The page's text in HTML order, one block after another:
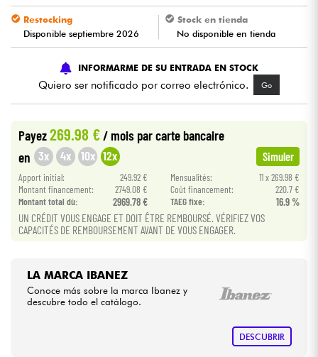
Violines y cuarteto
Cables & Acces.
HiFi
Bundle
Ver nuestras marcas
Restocking
Disponible septiembre 2026
Stock en tienda
No disponible en tienda
INFORMARME DE SU ENTRADA EN STOCK
Quiero ser notificado por correo electrónico. Go
Payez269.98 € / mois par carte bancaire
en 3x 4x 10x 12x Simuler
Apport initial: 249.92 € Mensualités:
11 x 269.98 €
Montant financement:
2749.08 € Coût financement:
220.7 €
Montant total dù:
2969.78 € TAEG fixe: 16.9 %
UN CRÉDIT VOUS ENGAGE ET DOIT ÊTRE REMBOURSÉ. VÉRIFIEZ VOS
CAPACITÉS DE REMBOURSEMENT AVANT DE VOUS ENGAGER.
LA MARCA IBANEZ
Conoce más sobre la marca Ibanez y
descubre todo el catálogo.
DESCUBRIR